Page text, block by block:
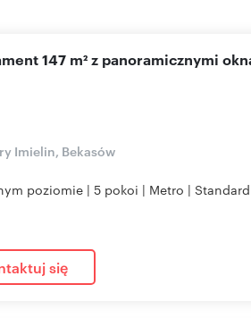
147 m² z panoramicznymi
Imielin, Bekasów
poziomie | 5 pokoi | Metro |
się